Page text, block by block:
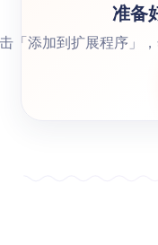
准备
「添加到扩展程序」